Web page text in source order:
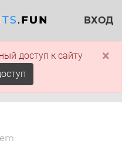
ВХОД
×
доступ к сайту